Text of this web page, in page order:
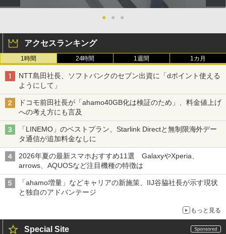
● ● ●
アクセスランキング
1時間 24時間 1週間 1カ月
NTT島田社長、ソフトバンクのセブン出資に「dポイント使える
ようにして」
ドコモ前田社長が「ahamo40GB化は検証のため」、料金値上げ
への考え方にも言及
「LINEMO」のベストプラン、Starlink Directと無制限海外デー
タ通信が追加料金なしに
2026年夏の最新スマホおすすめ11選 GalaxyやXperia、
arrows、AQUOSなど注目機種の特徴は
「ahamo増量」などキャリアの新施策、IIJ谷脇社長が示す現状
と独自のアドバンテージ
もっと見る
Special Site